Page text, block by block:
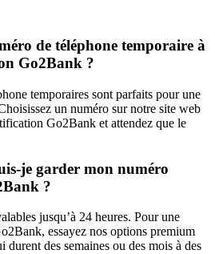
de téléphone temporaire à
Go2Bank ?
temporaires sont parfaits pour une
un numéro sur notre site web
Go2Bank et attendez que le
je garder mon numéro
?
jusqu’à 24 heures. Pour une
essayez nos options premium
durent des semaines ou des mois à des